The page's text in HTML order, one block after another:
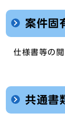
案件固
仕様書等の
共通書